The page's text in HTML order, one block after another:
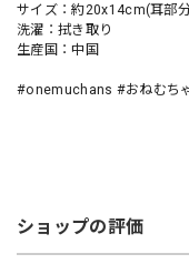
サイズ：約20x14cm(耳部
洗濯：拭き取り
生産国：中国
#onemuchans #おねむち
ショップの評価